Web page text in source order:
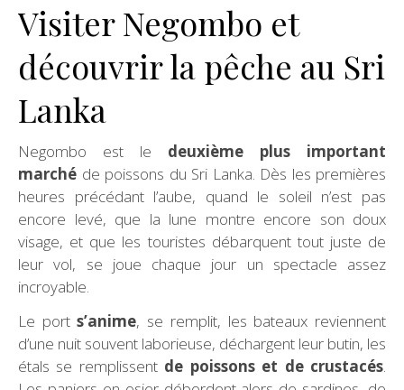
Visiter Negombo et
découvrir la pêche au Sri
Lanka
Negombo est le deuxième plus important
marché de poissons du Sri Lanka. Dès les premières
heures précédant l’aube, quand le soleil n’est pas
encore levé, que la lune montre encore son doux
visage, et que les touristes débarquent tout juste de
leur vol, se joue chaque jour un spectacle assez
incroyable.
Le ports’anime, se remplit, les bateaux reviennent
d’une nuit souvent laborieuse, déchargent leur butin, les
étals se remplissent de poissons et de crustacés.